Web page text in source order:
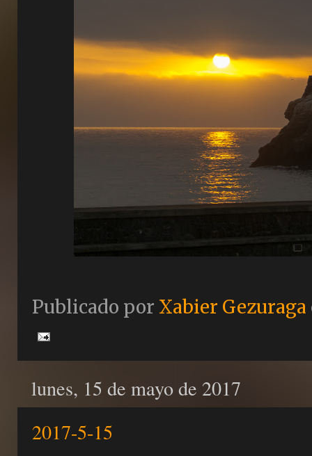
Publicado por Xabier Gezuraga
lunes, 15 de mayo de 2017
2017-5-15